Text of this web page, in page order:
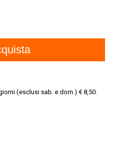
(esclusi sab. e dom.) € 8,50.